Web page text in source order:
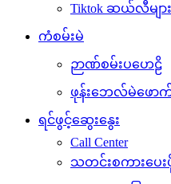
Tiktok ဆယ်လီများ
ကံစမ်းမဲ
ဉာဏ်စမ်းပဟေဠိ
ဖုန်းဘေလ်မဲဖောက်
ရင်ဖွင့်ဆွေးနွေး
Call Center
သတင်းစကားပေး